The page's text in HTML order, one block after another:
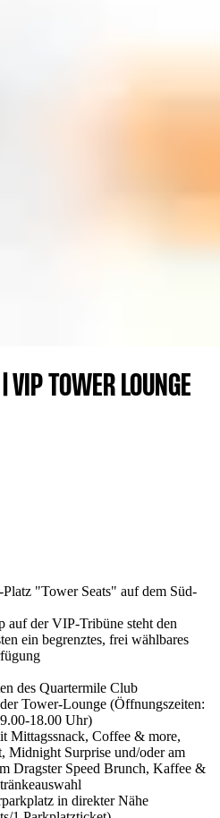
TOWER LOUNGE
"Tower Seats" auf dem Süd-
auf der VIP-Tribüne steht den
ein begrenztes, frei wählbares
des Quartermile Club
Tower-Lounge (Öffnungszeiten:
18.00 Uhr)
Mittagssnack, Coffee & more,
Midnight Surprise und/oder am
Dragster Speed Brunch, Kaffee &
in direkter Nähe